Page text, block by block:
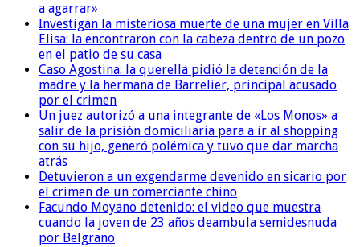
a agarrar»
Investigan la misteriosa muerte de una mujer en Villa
Elisa: la encontraron con la cabeza dentro de un pozo
en el patio de su casa
Caso Agostina: la querella pidió la detención de la
madre y la hermana de Barrelier, principal acusado
por el crimen
Un juez autorizó a una integrante de «Los Monos» a
salir de la prisión domiciliaria para a ir al shopping
con su hijo, generó polémica y tuvo que dar marcha
atrás
Detuvieron a un exgendarme devenido en sicario por
el crimen de un comerciante chino
Facundo Moyano detenido: el video que muestra
cuando la joven de 23 años deambula semidesnuda
por Belgrano